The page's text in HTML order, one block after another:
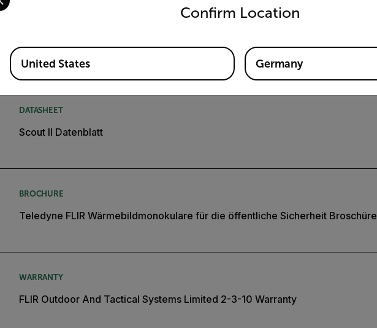
Dokumente Software und Firmware
Suchen
DATASHEET
Scout II Datenblatt
BROCHURE
Teledyne FLIR Wärmebildmonokulare für die öffentliche Sicherheit Broschüre
WARRANTY
FLIR Outdoor And Tactical Systems Limited 2-3-10 Warranty
Confirm Location
Available Locations
United States Germany